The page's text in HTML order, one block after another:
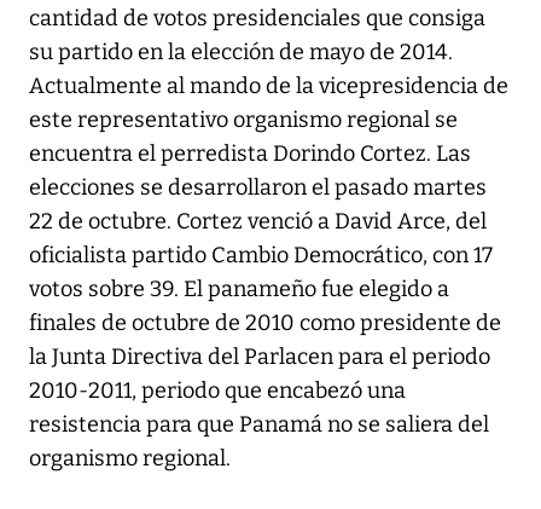
cantidad de votos presidenciales que consiga
su partido en la elección de mayo de 2014.
Actualmente al mando de la vicepresidencia de
este representativo organismo regional se
encuentra el perredista Dorindo Cortez. Las
elecciones se desarrollaron el pasado martes
22 de octubre. Cortez venció a David Arce, del
oficialista partido Cambio Democrático, con 17
votos sobre 39. El panameño fue elegido a
finales de octubre de 2010 como presidente de
la Junta Directiva del Parlacen para el periodo
2010-2011, periodo que encabezó una
resistencia para que Panamá no se saliera del
organismo regional.